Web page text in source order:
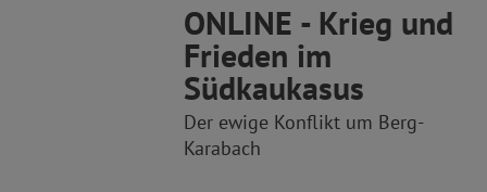
ONLINE - Krieg und
Frieden im
Südkaukasus
Der ewige Konflikt um Berg-
Karabach